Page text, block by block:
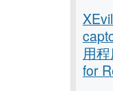
用
for